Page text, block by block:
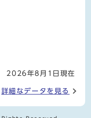
2026年8月1日現在
詳細なデータを見る